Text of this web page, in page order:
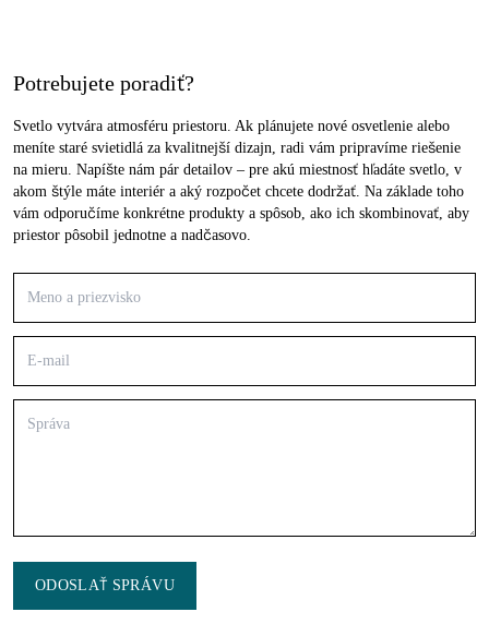
Potrebujete poradiť?
Svetlo vytvára atmosféru priestoru. Ak plánujete nové osvetlenie alebo
meníte staré svietidlá za kvalitnejší dizajn, radi vám pripravíme riešenie
na mieru. Napíšte nám pár detailov – pre akú miestnosť hľadáte svetlo, v
akom štýle máte interiér a aký rozpočet chcete dodržať. Na základe toho
vám odporučíme konkrétne produkty a spôsob, ako ich skombinovať, aby
priestor pôsobil jednotne a nadčasovo.
ODOSLAŤ SPRÁVU